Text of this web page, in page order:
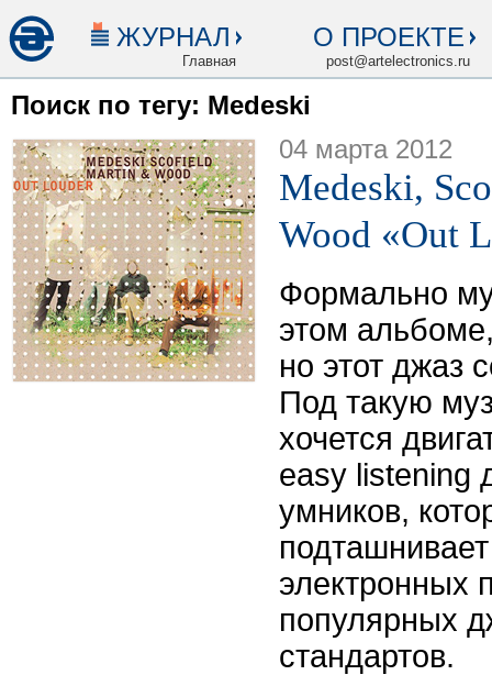
ЖУРНАЛ
Главная
О ПРОЕКТЕ
post@artelectronics.ru
Поиск по тегу: Medeski
04 марта 2012
Medeski,
Wood «Out
Формально
этом
но этот джаз
Под такую
хочется
easy listening
умников,
электронных
популярных
стандартов.